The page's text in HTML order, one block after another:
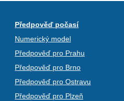
Předpověď počasí
Numerický model
Předpověď pro Prahu
Předpověď pro Brno
Předpověď pro Ostravu
Předpověď pro Plzeň